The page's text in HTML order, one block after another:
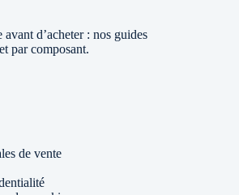
d’acheter : nos guides
par composant.
de vente